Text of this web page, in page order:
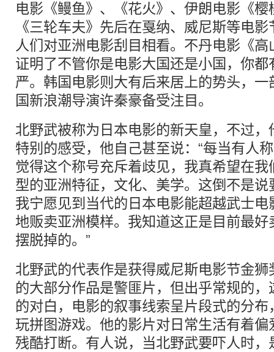
电影《鳗鱼》、《花火》、伊朗电影《
《三轮车夫》先后在戛纳、威尼斯等电
人们对亚洲电影刮目相看。不丹电影《
证明了不管你是电影大国还是小国，你
严。韩国电影则大有后来居上的势头，
国新浪潮导演许秦豪备受注目。
北野武被称为日本电影的新天皇，不过
特别的感受，他自己甚至说：“每当有人
觉得这个称号充斥着歧见，我真希望在
型的亚洲特征，文化、美学。这倒不是
我宁愿见到当代的日本电影能超越武士
地贩卖亚洲模样。我知道这正是目前最
摆脱掉的。”
北野武的代表作是获得威尼斯电影节金
的大部分作品是警匪片，但出乎常规的
的对白，电影的叙事线索呈片段式的分
玩拼图游戏。他的影片对日常生活有着
残酷打断。有人说，当北野武要吓人时